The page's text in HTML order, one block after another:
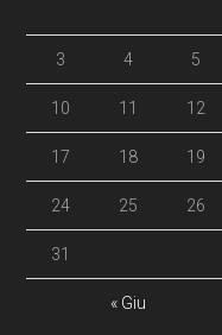
« Giu
3 4 5
10 11 12
17 18 19
24 25 26
31